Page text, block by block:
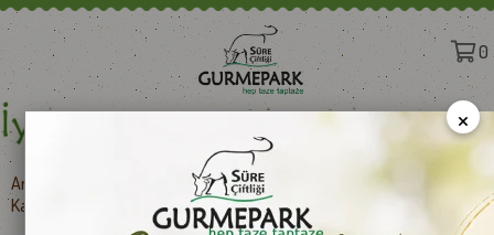
0
Anasayfa > YÖRESEL PEYNİRLER
>
Kars Çakmak Peyniri 250 g e
×